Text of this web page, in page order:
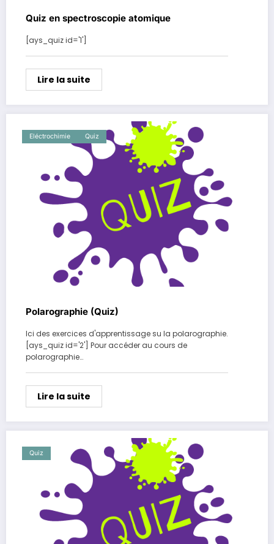
Quiz en spectroscopie atomique
[ays_quiz id='1']
Lire la suite
Eléctrochimie Quiz
Polarographie (Quiz)
Ici des exercices d'apprentissage su la polarographie.
[ays_quiz id='2'] Pour accéder au cours de
polarographie…
Lire la suite
Quiz